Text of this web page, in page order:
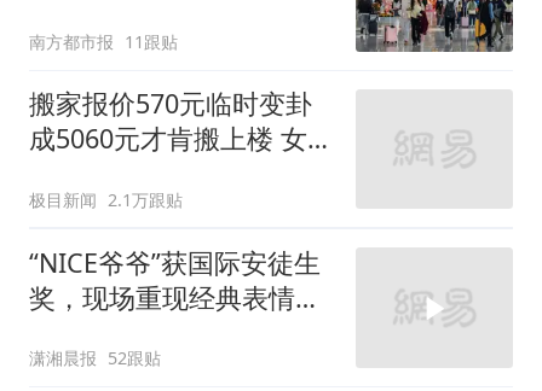
南方都市报 11跟贴
搬家报价570元临时变卦
成5060元才肯搬上楼 女子
极目新闻 2.1万跟贴
“NICE爷爷”获国际安徒生
奖，现场重现经典表情
潇湘晨报 52跟贴